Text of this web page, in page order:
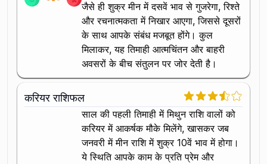
जैसे ही शुक्र मीन में दसवें भाव से गुजरेगा, रिश्ते
और रचनात्मकता में निखार आएगा, जिससे दूसरों
के साथ आपके संबंध मजबूत होंगे। कुल
मिलाकर, यह तिमाही आत्मचिंतन और बाहरी
अवसरों के बीच संतुलन पर जोर देती है।
करियर राशिफल
साल की पहली तिमाही में मिथुन राशि वालों को
करियर में आकर्षक मौके मिलेंगे, खासकर जब
जनवरी में मीन राशि में शुक्र 10वें भाव में होगा।
ये स्थिति आपके काम के प्रति प्रेम और